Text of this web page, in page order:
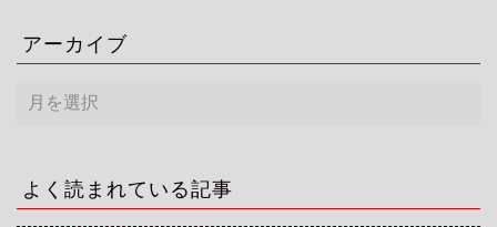
アーカイブ
ー
ブ
よく読まれている記事